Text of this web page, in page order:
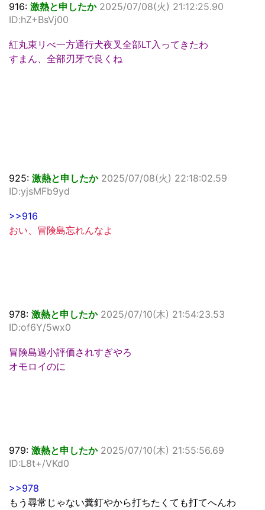
916: 激熱と申したか 2025/07/08(火) 21:12:25.90
ID:hZ+BsVj00
紅丸東リべ一方通行犬夜叉全部LT入ってきたわ
すまん、全部刃牙で良くね
925: 激熱と申したか 2025/07/08(火) 22:18:02.59
ID:yjsMFb9yd
>>916
おい、冒険島忘れんなよ
978: 激熱と申したか 2025/07/10(木) 21:54:23.53
ID:of6Y/5wx0
冒険島過小評価されすぎやろ
オモロイのに
979: 激熱と申したか 2025/07/10(木) 21:55:56.69
ID:L8t+/VKd0
>>978
もう尋常じゃない糞釘やから打ちたくても打てへんわ